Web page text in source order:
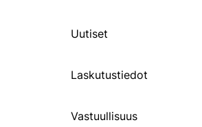
Uutiset
Laskutustiedot
Vastuullisuus